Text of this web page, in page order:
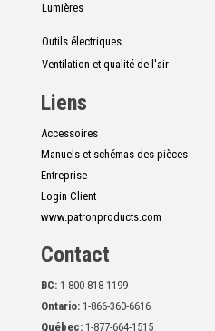
Lumières
Outils électriques
Ventilation et qualité de l'air
Liens
Accessoires
Manuels et schémas des pièces
Entreprise
Login Client
www.patronproducts.com
Contact
BC: 1-800-818-1199
Ontario: 1-866-360-6616
Québec: 1-877-664-1515